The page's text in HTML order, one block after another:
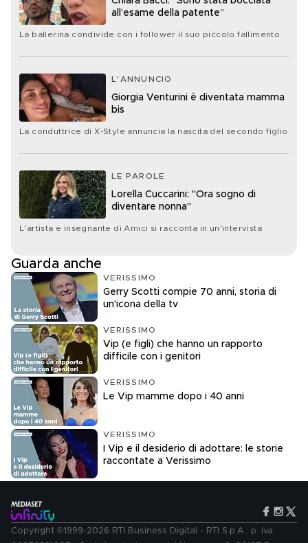
all’esame della patente”
La ballerina condivide con i follower il suo piccolo fallimento
L'ANNUNCIO
Giorgia Venturini è diventata mamma
bis
La conduttrice di X-Style annuncia la nascita del secondo figlio
LE PAROLE
Lorella Cuccarini: "Ora sogno di
diventare nonna"
L'artista e insegnante di Amici si racconta in un'intervista
Guarda anche
VERISSIMO
Gerry Scotti compie 70 anni, storia di
un'icona della tv
VERISSIMO
Vip (e figli) che hanno un rapporto
difficile con i genitori
VERISSIMO
Le Vip mamme dopo i 40 anni
VERISSIMO
I Vip e il desiderio di adottare: le storie
raccontate a Verissimo
Copyright ©1999-2026 RTI Business Digital - RTI S.p.A.: p. iva